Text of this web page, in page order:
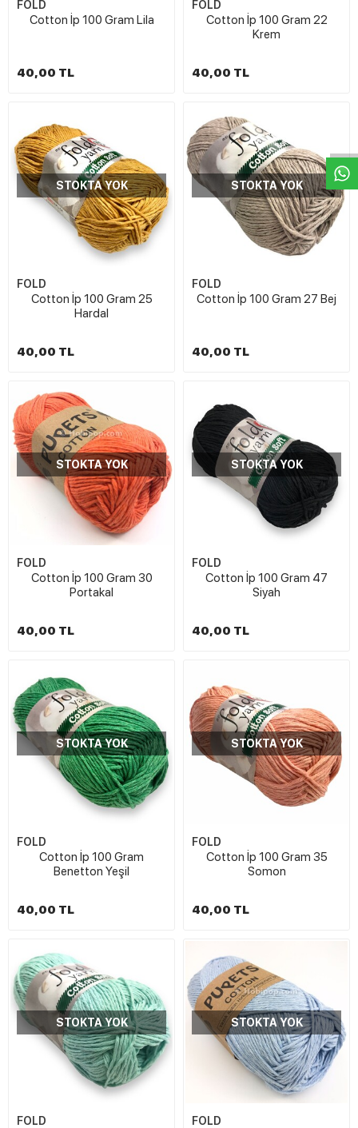
FOLD
Cotton İp 100 Gram Lila
40,00 TL
FOLD
Cotton İp 100 Gram 22
Krem
40,00 TL
STOKTA YOK
FOLD
Cotton İp 100 Gram 25
Hardal
40,00 TL
STOKTA YOK
FOLD
Cotton İp 100 Gram 27 Bej
40,00 TL
STOKTA YOK
FOLD
Cotton İp 100 Gram 30
Portakal
40,00 TL
STOKTA YOK
FOLD
Cotton İp 100 Gram 47
Siyah
40,00 TL
STOKTA YOK
FOLD
Cotton İp 100 Gram
Benetton Yeşil
40,00 TL
STOKTA YOK
FOLD
Cotton İp 100 Gram 35
Somon
40,00 TL
STOKTA YOK
FOLD
STOKTA YOK
FOLD